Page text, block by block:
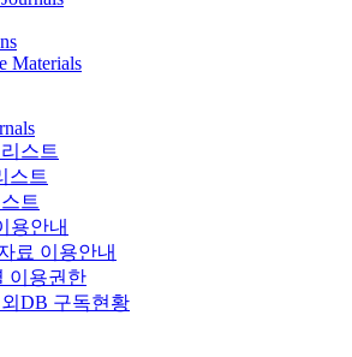
Materials
스트
스트
트
용안내
료 이용안내
이용권한
DB 구독현황